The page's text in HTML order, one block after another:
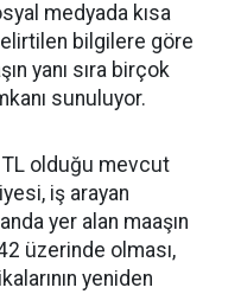
medyada kısa
bilgilere göre
yanı sıra birçok
sunuluyor.
olduğu mevcut
iş arayan
yer alan maaşın
üzerinde olması,
yeniden